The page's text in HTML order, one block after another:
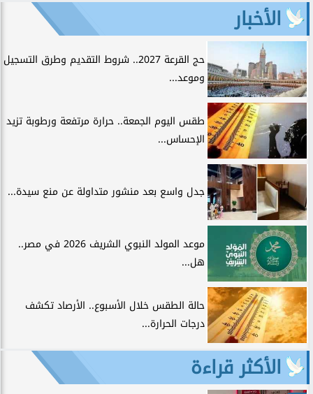
الأخبار
حج القرعة 2027.. شروط التقديم وطرق التسجيل
وموعد...
طقس اليوم الجمعة.. حرارة مرتفعة ورطوبة تزيد
الإحساس...
جدل واسع بعد منشور متداولة عن منع سيدة...
موعد المولد النبوي الشريف 2026 في مصر..
هل...
حالة الطقس خلال الأسبوع.. الأرصاد تكشف
درجات الحرارة...
الأكثر قراءة